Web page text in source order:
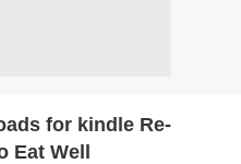
for kindle Re-
Eat Well